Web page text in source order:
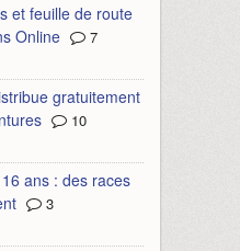
et feuille de route
Online
7
gratuitement
10
ans : des races
3